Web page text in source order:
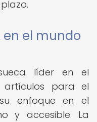
en el mundo
líder en el
para el
enfoque en el
y accesible. La